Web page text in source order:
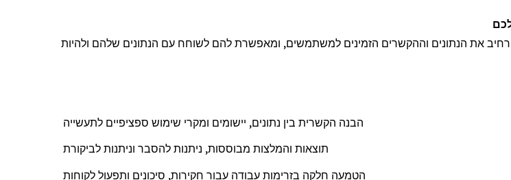
את הנתונים וההקשרים הזמינים למשתמשים, ומאפשרת להם לשוחח עם הנתונים שלהם ולהיות
הבנה הקשרית בין נתונים, יישומים ומקרי שימוש ספציפיים לתעשייה
תוצאות והמלצות מבוססות, ניתנות להסבר וניתנות לביקורת
הטמעה חלקה בזרימות עבודה עבור חקירות, סיכונים ותפעול לקוחות